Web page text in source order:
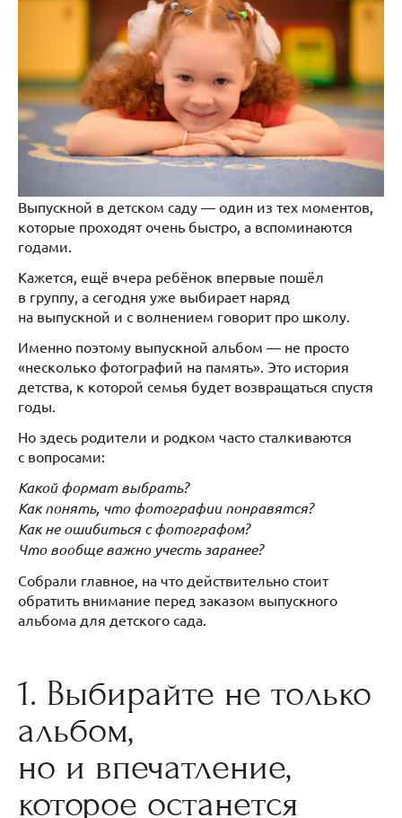
Выпускной в детском саду — один из тех моментов,
которые проходят очень быстро, а вспоминаются
годами.
Кажется, ещё вчера ребёнок впервые пошёл
в группу, а сегодня уже выбирает наряд
на выпускной и с волнением говорит про школу.
Именно поэтому выпускной альбом — не просто
«несколько фотографий на память». Это история
детства, к которой семья будет возвращаться спустя
годы.
Но здесь родители и родком часто сталкиваются
с вопросами:
Какой формат выбрать?
Как понять, что фотографии понравятся?
Как не ошибиться с фотографом?
Что вообще важно учесть заранее?
Собрали главное, на что действительно стоит
обратить внимание перед заказом выпускного
альбома для детского сада.
1. Выбирайте не только
альбом,
но и впечатление,
которое останется